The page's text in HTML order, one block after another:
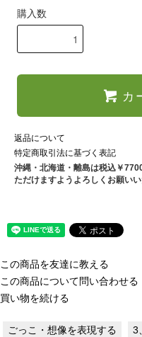
購入数
カ
返品について
特定商取引法に基づく表記
沖縄・北海道・離島は税込￥
ただけますようよろしくお願いい
この商品を友達に教える
この商品について問い合わせる
買い物を続ける
ごっこ・想像を表現する 3